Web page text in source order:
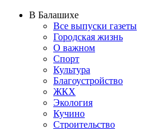
В Балашихе
Все выпуски газеты
Городская жизнь
О важном
Спорт
Культура
Благоустройство
ЖКХ
Экология
Кучино
Строительство